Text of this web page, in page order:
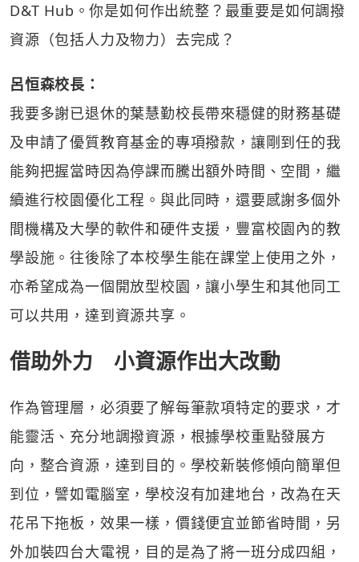
D&T Hub。你是如何作出統整？最重要是如何調撥
資源（包括人力及物力）去完成？
呂恒森校長：
我要多謝已退休的葉慧勤校長帶來穩健的財務基礎
及申請了優質教育基金的專項撥款，讓剛到任的我
能夠把握當時因為停課而騰出額外時間、空間，繼
續進行校園優化工程。與此同時，還要感謝多個外
間機構及大學的軟件和硬件支援，豐富校園內的教
學設施。往後除了本校學生能在課堂上使用之外，
亦希望成為一個開放型校園，讓小學生和其他同工
可以共用，達到資源共享。
借助外力 小資源作出大改動
作為管理層，必須要了解每筆款項特定的要求，才
能靈活、充分地調撥資源，根據學校重點發展方
向，整合資源，達到目的。學校新裝修傾向簡單但
到位，譬如電腦室，學校沒有加建地台，改為在天
花吊下拖板，效果一樣，價錢便宜並節省時間，另
外加裝四台大電視，目的是為了將一班分成四組，